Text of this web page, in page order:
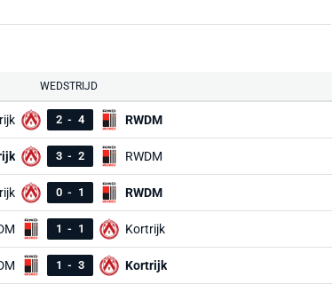
WEDSTRIJD
2 - 4 RWDM
3 - 2 RWDM
0 - 1 RWDM
1 - 1 Kortrijk
1 - 3 Kortrijk